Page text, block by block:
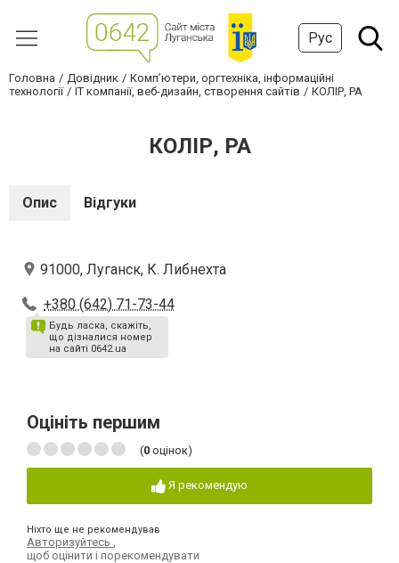
Рус
Головна Довідник
Комп’ютери, оргтехніка, інформаційні
технології
IT компанії, веб-дизайн, створення сайтів КОЛІР, РА
КОЛІР, РА
Опис Відгуки
91000, Луганск, К. Либнехта
+380 (642) 71-73-44
Будь ласка, скажіть,
що дізналися номер
на сайті 0642.ua
Оцініть першим
(0 оцінок)
Я рекомендую
Ніхто ще не рекомендував
Авторизуйтесь
щоб оцінити і порекомендувати